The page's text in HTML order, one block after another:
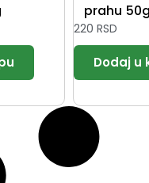
prahu
220 RSD